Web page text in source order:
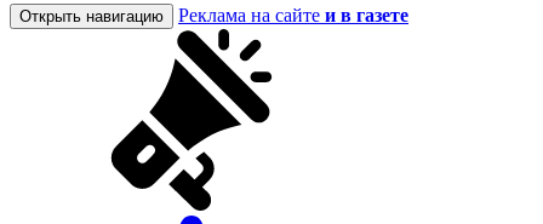
Открыть навигацию Реклама на сайте и в газете